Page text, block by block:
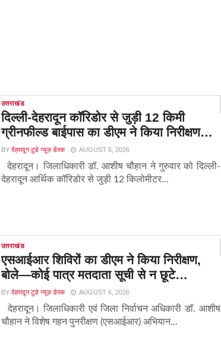
उत्तराखंड
दिल्ली-देहरादून कॉरिडोर से जुड़ी 12 किमी
ग्रीनफील्ड बाईपास का डीएम ने किया निरीक्षण…
BY देहरादून टुडे न्यूज़ डेस्क AUGUST 6, 2026
देहरादून। जिलाधिकारी डॉ. आशीष चौहान ने गुरुवार को दिल्ली-
देहरादून आर्थिक कॉरिडोर से जुड़ी 12 किलोमीटर...
उत्तराखंड
एसआईआर शिविरों का डीएम ने किया निरीक्षण,
बोले—कोई पात्र मतदाता सूची से न छूटे…
BY देहरादून टुडे न्यूज़ डेस्क AUGUST 6, 2026
देहरादून। जिलाधिकारी एवं जिला निर्वाचन अधिकारी डॉ. आशीष
चौहान ने विशेष गहन पुनरीक्षण (एसआईआर) अभियान...